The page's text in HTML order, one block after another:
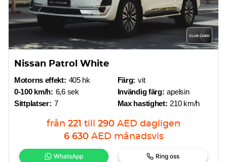
Nissan Patrol White
Motorns effekt: 405 hk
0-100 km/h: 6,6 sek
Sittplatser: 7
Färg: vit
Invändig färg: apelsin
Max hastighet: 210 km/h
från 221 till 290 AED dagligen
6 630 AED månadsvis
WhatsApp Ring oss